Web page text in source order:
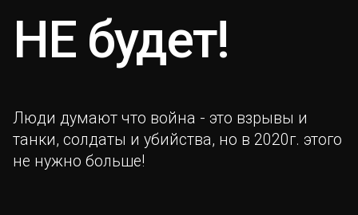
НЕ будет!
Люди думают что война - это взрывы и
танки, солдаты и убийства, но в 2020г. этого
не нужно больше!